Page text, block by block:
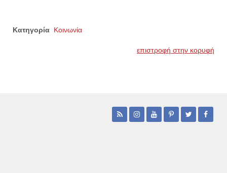
Κατηγορία Κοινωνία
επιστροφή στην κορυφή